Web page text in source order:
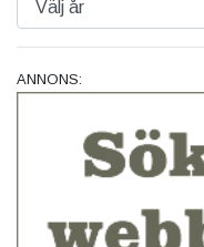
ANNONS: